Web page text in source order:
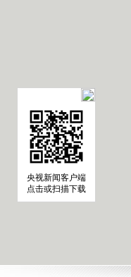
央视新闻客户端
点击或扫描下载